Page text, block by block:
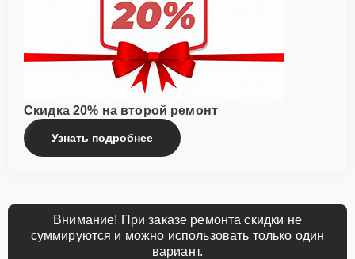
Скидка 20% на второй ремонт
Узнать подробнее
Внимание! При заказе ремонта скидки не
суммируются и можно использовать только один
вариант.